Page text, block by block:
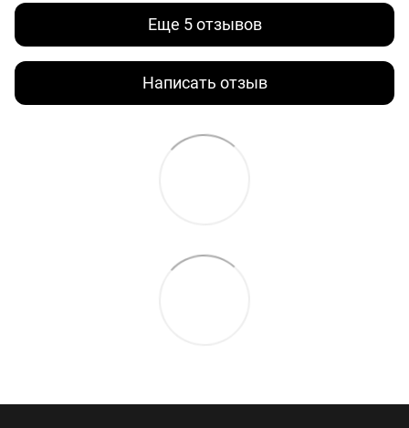
Еще 5 отзывов
Написать отзыв